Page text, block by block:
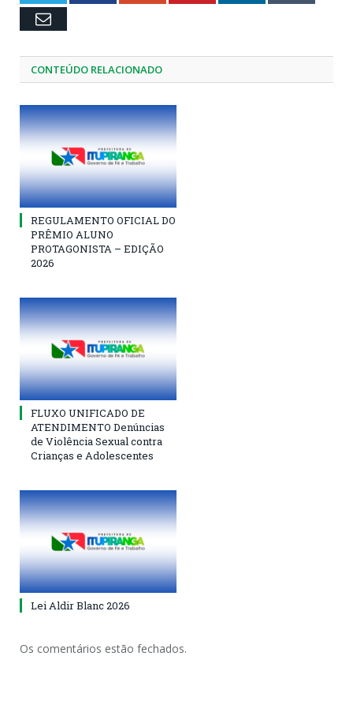
Email
CONTEÚDO RELACIONADO
REGULAMENTO OFICIAL DO
PRÊMIO ALUNO
PROTAGONISTA – EDIÇÃO
2026
FLUXO UNIFICADO DE
ATENDIMENTO Denúncias
de Violência Sexual contra
Crianças e Adolescentes
Lei Aldir Blanc 2026
Os comentários estão fechados.